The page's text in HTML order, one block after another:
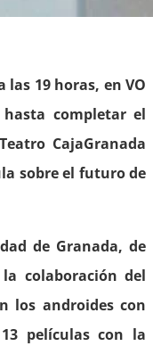
las 19 horas, en VO
completar el
CajaGranada
sobre el futuro de
de Granada, de
colaboración del
los androides con
películas con la